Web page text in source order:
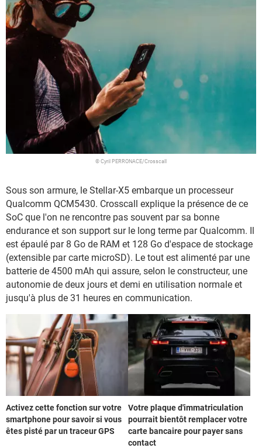
© Cyril PERRONACE/Crosscall
Sous son armure, le Stellar-X5 embarque un processeur
Qualcomm QCM5430. Crosscall explique la présence de ce
SoC que l'on ne rencontre pas souvent par sa bonne
endurance et son support sur le long terme par Qualcomm. Il
est épaulé par 8 Go de RAM et 128 Go d'espace de stockage
(extensible par carte microSD). Le tout est alimenté par une
batterie de 4500 mAh qui assure, selon le constructeur, une
autonomie de deux jours et demi en utilisation normale et
jusqu'à plus de 31 heures en communication.
Activez cette fonction sur votre
smartphone pour savoir si vous
êtes pisté par un traceur GPS
Votre plaque d'immatriculation
pourrait bientôt remplacer votre
carte bancaire pour payer sans
contact